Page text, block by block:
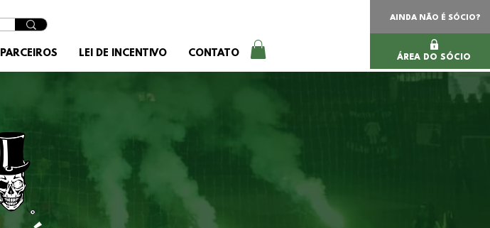
PARCEIROS LEI DE INCENTIVO CONTATO
AINDA NÃO É SÓCIO?
ÁREA DO SÓCIO